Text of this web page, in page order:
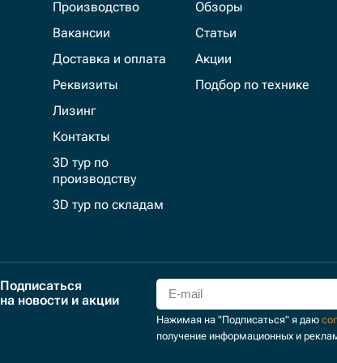
Производство
Вакансии
Доставка и оплата
Реквизиты
Лизинг
Контакты
3D тур по
производству
3D тур по складам
Обзоры
Статьи
Акции
Подбор по технике
Подписаться
на новости и акции
Нажимая на "Подписаться" я даю
получение информационных и